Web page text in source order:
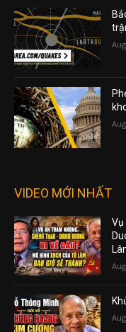
VIDEO MỚI NHẤT
Vụ